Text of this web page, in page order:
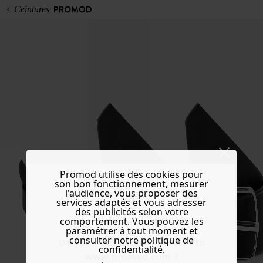
Do you want to be redirected to
www.promod.com ?
Ceintures
Promod utilise des cookies pour
son bon fonctionnement, mesurer
l'audience, vous proposer des
services adaptés et vous adresser
des publicités selon votre
comportement. Vous pouvez les
paramétrer à tout moment et
consulter notre politique de
confidentialité.